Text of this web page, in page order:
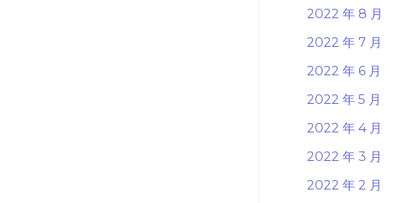
2022 年 8 月
2022 年 7 月
2022 年 6 月
2022 年 5 月
2022 年 4 月
2022 年 3 月
2022 年 2 月